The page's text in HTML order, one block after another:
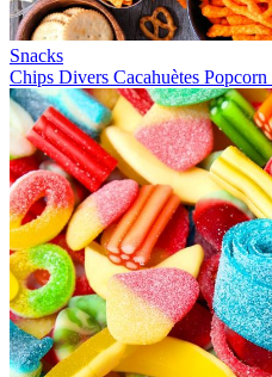
Snacks
Chips Divers Cacahuètes Popcorn